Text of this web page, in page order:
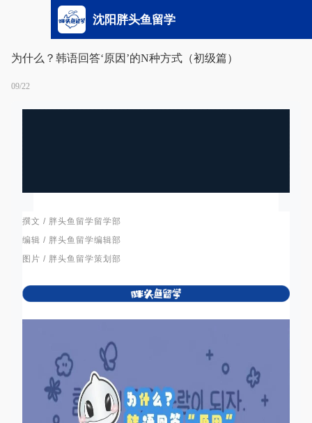
沈阳胖头鱼留学
为什么？韩语回答‘原因’的N种方式（初级篇）
09/22
撰文 / 胖头鱼留学留学部
编辑 / 胖头鱼留学编辑部
图片 / 胖头鱼留学策划部